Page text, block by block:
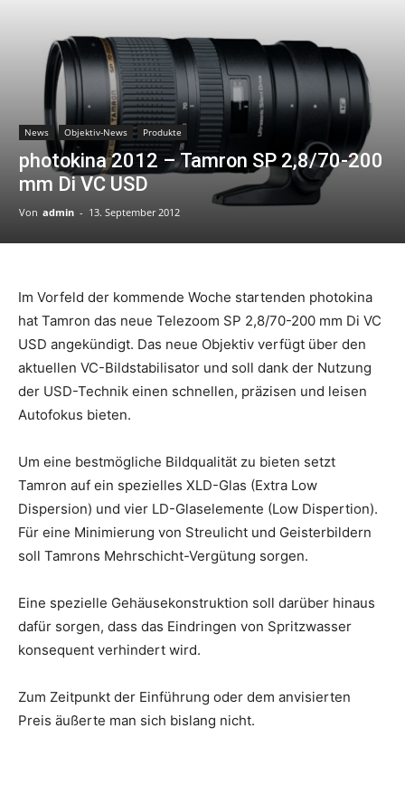
News Objektiv-News Produkte
photokina 2012 – Tamron SP 2,8/70-200
mm Di VC USD
Von admin - 13. September 2012
Im Vorfeld der kommende Woche startenden photokina
hat Tamron das neue Telezoom SP 2,8/70-200 mm Di VC
USD angekündigt. Das neue Objektiv verfügt über den
aktuellen VC-Bildstabilisator und soll dank der Nutzung
der USD-Technik einen schnellen, präzisen und leisen
Autofokus bieten.
Um eine bestmögliche Bildqualität zu bieten setzt
Tamron auf ein spezielles XLD-Glas (Extra Low
Dispersion) und vier LD-Glaselemente (Low Dispertion).
Für eine Minimierung von Streulicht und Geisterbildern
soll Tamrons Mehrschicht-Vergütung sorgen.
Eine spezielle Gehäusekonstruktion soll darüber hinaus
dafür sorgen, dass das Eindringen von Spritzwasser
konsequent verhindert wird.
Zum Zeitpunkt der Einführung oder dem anvisierten
Preis äußerte man sich bislang nicht.